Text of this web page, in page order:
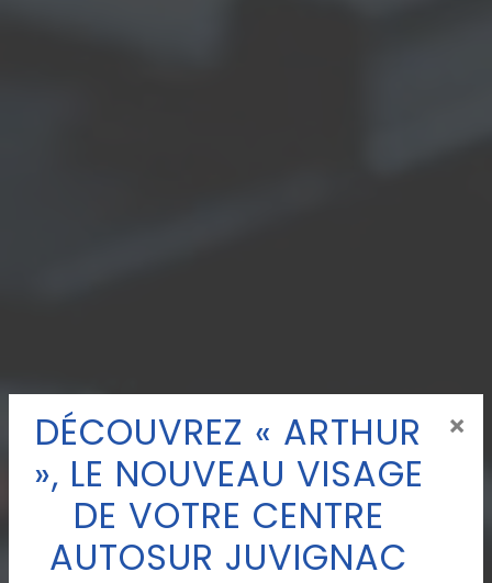
DÉCOUVREZ « ARTHUR
», LE NOUVEAU VISAGE
DE VOTRE CENTRE
AUTOSUR JUVIGNAC
×